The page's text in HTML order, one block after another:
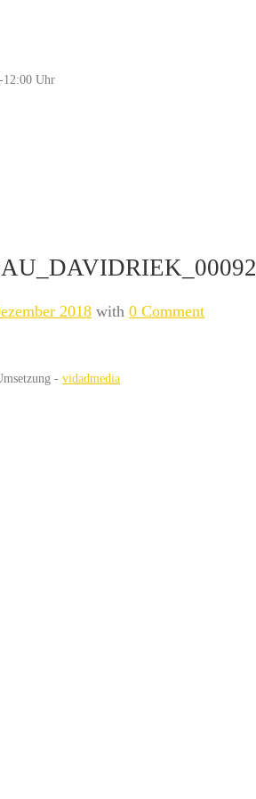
12:00 Uhr
2018 with 0 Comment
- vidadmedia